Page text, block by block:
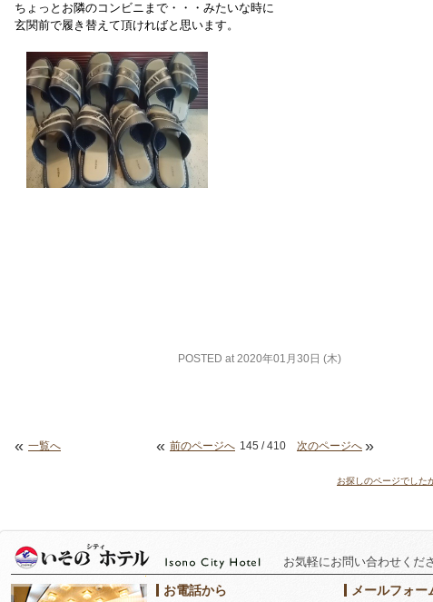
ちょっとお隣のコンビニまで・・・みたいな時に
玄関前で履き替えて頂ければと思います。
POSTED at 2020年01月30日 (木)
« 一覧へ « 前のページへ 145 / 410 次のページへ »
お探しのページでし
お気軽にお問い合わせくだ
お電話から メールフォー